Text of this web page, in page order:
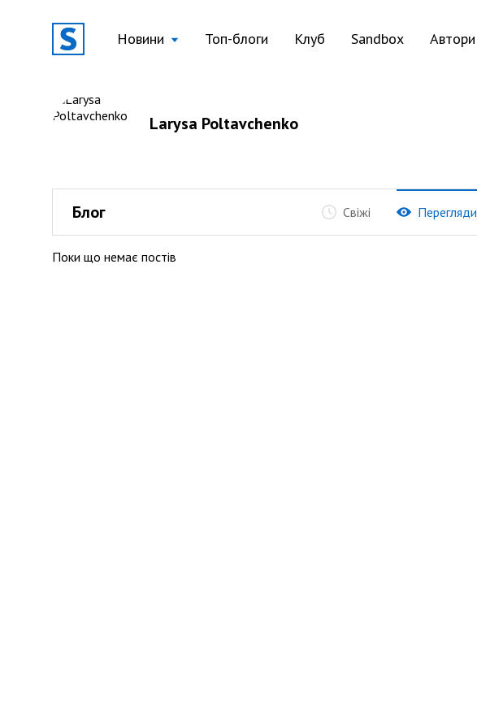
Новини Топ-блоги Клуб Sandbox Автори
Larysa Poltavchenko
Блог Свіжі Перегляди
Поки що немає постів